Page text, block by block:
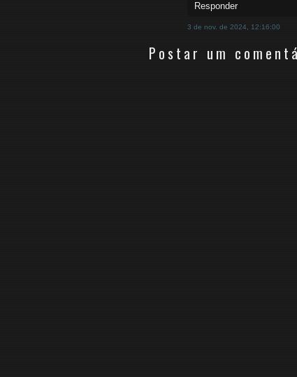
Responder
3 de nov. de 2024, 12:16:00
Postar um